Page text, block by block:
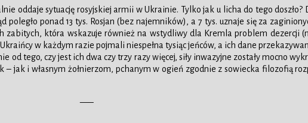
oddaje sytuację rosyjskiej armii w Ukrainie. Tylko jak u licha do tego doszło?
ponad 13 tys. Rosjan (bez najemników), a 7 tys. uznaje się za
zabitych, która wskazuje również na wstydliwy dla Kremla problem dezercji
w każdym razie pojmali niespełna tysiąc jeńców, a ich dane
tego, czy jest ich dwa czy trzy razy więcej, siły inwazyjne zostały mocno
jak i własnym żołnierzom, pchanym w ogień zgodnie z sowiecka filozofią
—–